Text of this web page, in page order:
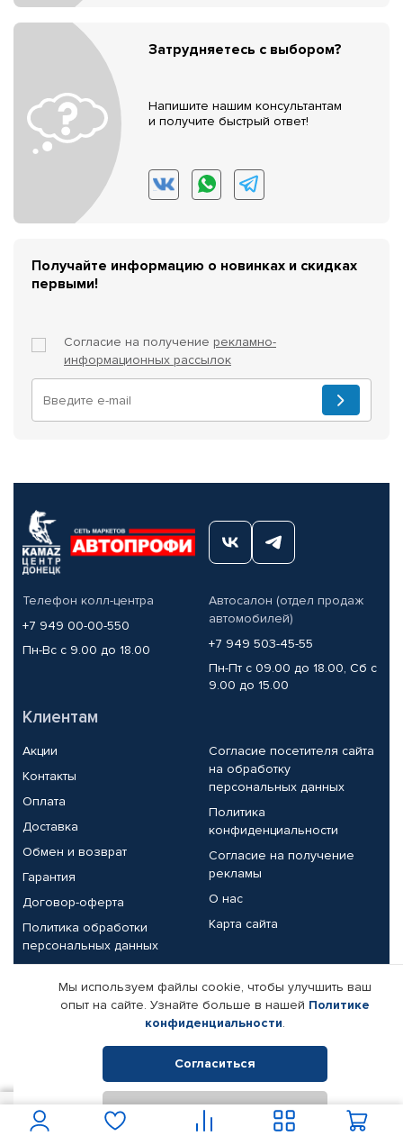
Затрудняетесь с выбором?
Напишите нашим консультантам
и получите быстрый ответ!
Получайте информацию о новинках и скидках
первыми!
Согласие на получение рекламно-
информационных рассылок
Телефон колл-центра
+7 949 00-00-550
Пн-Вс с 9.00 до 18.00
Автосалон (отдел продаж
автомобилей)
+7 949 503-45-55
Пн-Пт с 09.00 до 18.00, Сб с
9.00 до 15.00
Клиентам
Акции
Контакты
Оплата
Доставка
Обмен и возврат
Гарантия
Договор-оферта
Политика обработки
персональных данных
Согласие посетителя сайта
на обработку
персональных данных
Политика
конфиденциальности
Согласие на получение
рекламы
О нас
Карта сайта
Партнерам
Корпоративным клиентам
Поставщикам
Реквизиты компании
© КАМАЗ ЦЕНТР ДОНЕЦК, 2015-2026. Все права защищены.
Интернет-магазин автомобильных товаров Автопрофи.
Мы используем файлы cookie, чтобы улучшить ваш
опыт на сайте. Узнайте больше в нашей Политике
конфиденциальности.
Согласиться
Отклонить
В корзину